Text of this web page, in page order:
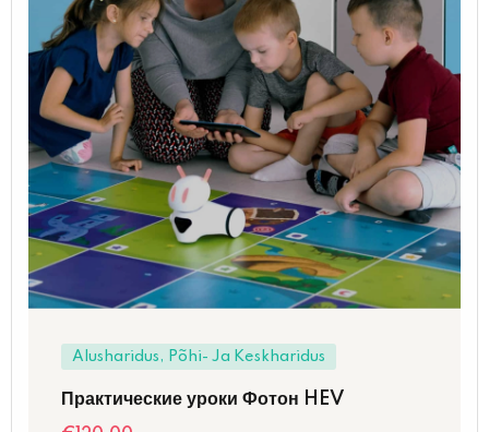
Alusharidus, Põhi- Ja Keskharidus
Практические уроки Фотон HEV